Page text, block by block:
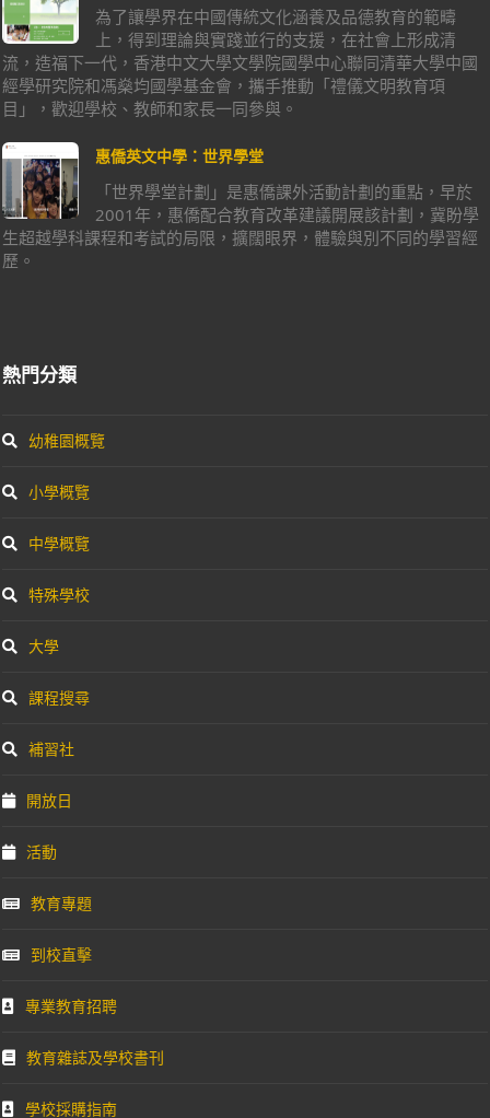
為了讓學界在中國傳統文化涵養及品德教育的範疇
上，得到理論與實踐並行的支援，在社會上形成清
流，造福下一代，香港中文大學文學院國學中心聯同清華大學中國
經學研究院和馮燊均國學基金會，攜手推動「禮儀文明教育項
目」，歡迎學校、教師和家長一同參與。
惠僑英文中學：世界學堂
「世界學堂計劃」是惠僑課外活動計劃的重點，早於
2001年，惠僑配合教育改革建議開展該計劃，冀盼學
生超越學科課程和考試的局限，擴闊眼界，體驗與別不同的學習經
歷。
熱門分類
幼稚園概覽
小學概覽
中學概覽
特殊學校
大學
課程搜尋
補習社
開放日
活動
教育專題
到校直擊
專業教育招聘
教育雜誌及學校書刊
學校採購指南